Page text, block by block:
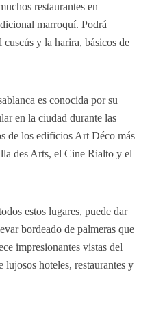
restaurantes en
marroquí. Podrá
y la harira, básicos de
es conocida por su
en la ciudad durante las
de los edificios Art Déco más
des Arts, el Cine Rialto y el
estos lugares, puede dar
bordeado de palmeras que
impresionantes vistas del
lujosos hoteles, restaurantes y